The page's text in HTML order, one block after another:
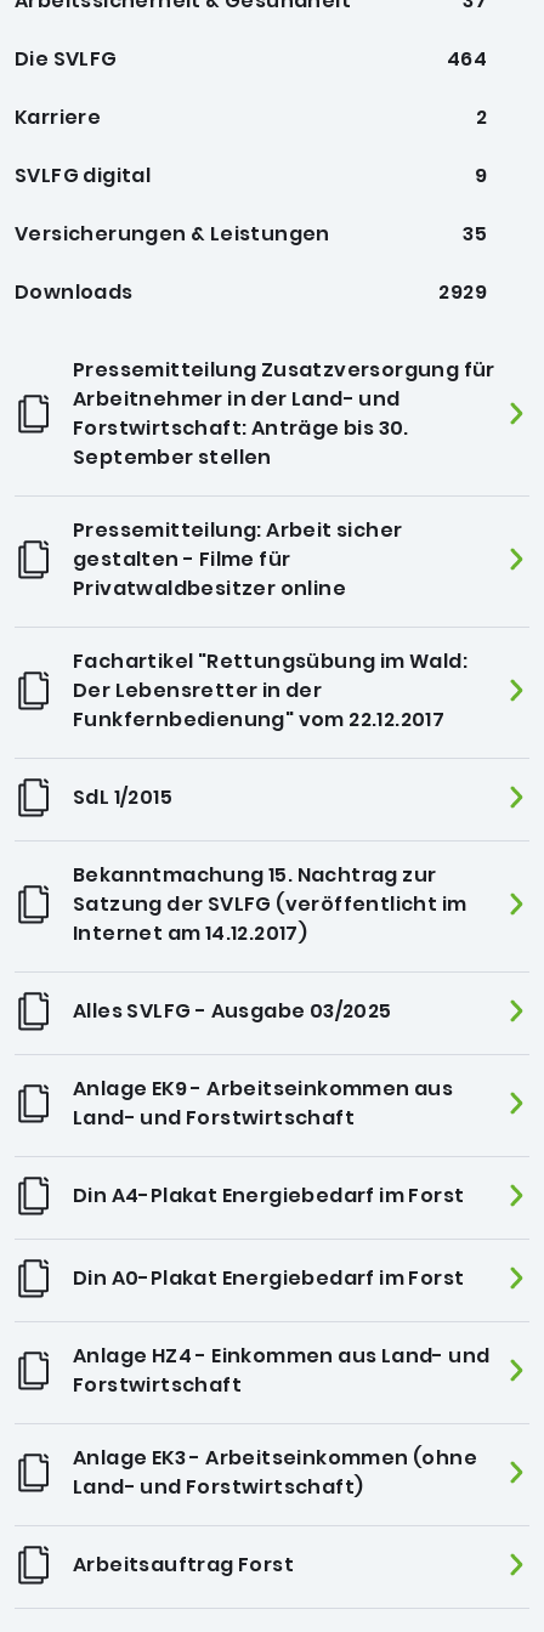
Die SVLFG 464
Karriere 2
SVLFG digital 9
Versicherungen & Leistungen 35
Downloads 2929
Pressemitteilung Zusatzversorgung für
Arbeitnehmer in der Land- und
Forstwirtschaft: Anträge bis 30.
September stellen
Pressemitteilung: Arbeit sicher
gestalten - Filme für
Privatwaldbesitzer online
Fachartikel "Rettungsübung im Wald:
Der Lebensretter in der
Funkfernbedienung" vom 22.12.2017
SdL 1/2015
Bekanntmachung 15. Nachtrag zur
Satzung der SVLFG (veröffentlicht im
Internet am 14.12.2017)
Alles SVLFG - Ausgabe 03/2025
Anlage EK9 - Arbeitseinkommen aus
Land- und Forstwirtschaft
Din A4-Plakat Energiebedarf im Forst
Din A0-Plakat Energiebedarf im Forst
Anlage HZ4 - Einkommen aus Land- und
Forstwirtschaft
Anlage EK3 - Arbeitseinkommen (ohne
Land- und Forstwirtschaft)
Arbeitsauftrag Forst